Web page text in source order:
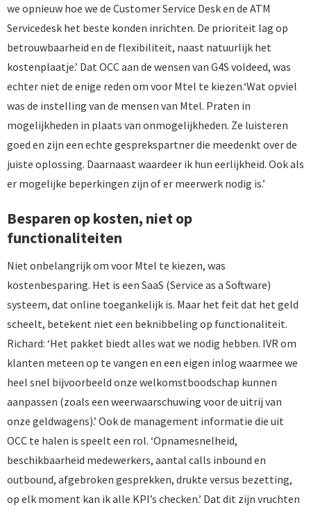
we opnieuw hoe we de Customer Service Desk en de ATM
Servicedesk het beste konden inrichten. De prioriteit lag op
betrouwbaarheid en de flexibiliteit, naast natuurlijk het
kostenplaatje.’ Dat OCC aan de wensen van G4S voldeed, was
echter niet de enige reden om voor Mtel te kiezen.‘Wat opviel
was de instelling van de mensen van Mtel. Praten in
mogelijkheden in plaats van onmogelijkheden. Ze luisteren
goed en zijn een echte gesprekspartner die meedenkt over de
juiste oplossing. Daarnaast waardeer ik hun eerlijkheid. Ook als
er mogelijke beperkingen zijn of er meerwerk nodig is.’
Besparen op kosten, niet op
functionaliteiten
Niet onbelangrijk om voor Mtel te kiezen, was
kostenbesparing. Het is een SaaS (Service as a Software)
systeem, dat online toegankelijk is. Maar het feit dat het geld
scheelt, betekent niet een beknibbeling op functionaliteit.
Richard: ‘Het pakket biedt alles wat we nodig hebben. IVR om
klanten meteen op te vangen en een eigen inlog waarmee we
heel snel bijvoorbeeld onze welkomstboodschap kunnen
aanpassen (zoals een weerwaarschuwing voor de uitrij van
onze geldwagens).’ Ook de management informatie die uit
OCC te halen is speelt een rol. ‘Opnamesnelheid,
beschikbaarheid medewerkers, aantal calls inbound en
outbound, afgebroken gesprekken, drukte versus bezetting,
op elk moment kan ik alle KPI’s checken.’ Dat dit zijn vruchten